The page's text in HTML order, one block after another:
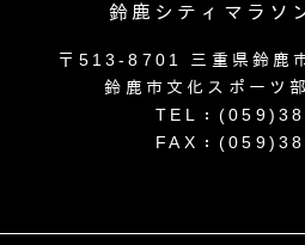
鈴鹿シティマラソ
〒513-8701 三重県鈴鹿
鈴鹿市文化スポーツ
TEL：
FAX：